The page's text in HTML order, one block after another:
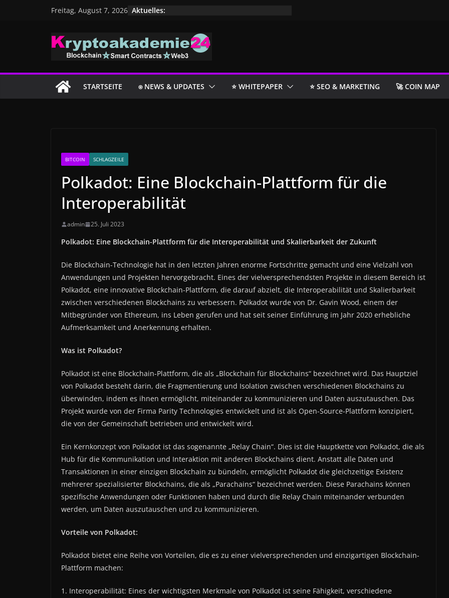
Freitag, August 7, 2026 Aktuelles:
STARTSEITE ⍟ NEWS & UPDATES ⭐️ WHITEPAPER ⭐️ SEO & MARKETING 🚀 COIN MAP
BITCOIN SCHLAGZEILE
Polkadot: Eine Blockchain-Plattform für die
Interoperabilität
admin 25. Juli 2023
Polkadot: Eine Blockchain-Plattform für die Interoperabilität und Skalierbarkeit der Zukunft
Die Blockchain-Technologie hat in den letzten Jahren enorme Fortschritte gemacht und eine Vielzahl von
Anwendungen und Projekten hervorgebracht. Eines der vielversprechendsten Projekte in diesem Bereich ist
Polkadot, eine innovative Blockchain-Plattform, die darauf abzielt, die Interoperabilität und Skalierbarkeit
zwischen verschiedenen Blockchains zu verbessern. Polkadot wurde von Dr. Gavin Wood, einem der
Mitbegründer von Ethereum, ins Leben gerufen und hat seit seiner Einführung im Jahr 2020 erhebliche
Aufmerksamkeit und Anerkennung erhalten.
Was ist Polkadot?
Polkadot ist eine Blockchain-Plattform, die als „Blockchain für Blockchains“ bezeichnet wird. Das Hauptziel
von Polkadot besteht darin, die Fragmentierung und Isolation zwischen verschiedenen Blockchains zu
überwinden, indem es ihnen ermöglicht, miteinander zu kommunizieren und Daten auszutauschen. Das
Projekt wurde von der Firma Parity Technologies entwickelt und ist als Open-Source-Plattform konzipiert,
die von der Gemeinschaft betrieben und entwickelt wird.
Ein Kernkonzept von Polkadot ist das sogenannte „Relay Chain“. Dies ist die Hauptkette von Polkadot, die als
Hub für die Kommunikation und Interaktion mit anderen Blockchains dient. Anstatt alle Daten und
Transaktionen in einer einzigen Blockchain zu bündeln, ermöglicht Polkadot die gleichzeitige Existenz
mehrerer spezialisierter Blockchains, die als „Parachains“ bezeichnet werden. Diese Parachains können
spezifische Anwendungen oder Funktionen haben und durch die Relay Chain miteinander verbunden
werden, um Daten auszutauschen und zu kommunizieren.
Vorteile von Polkadot:
Polkadot bietet eine Reihe von Vorteilen, die es zu einer vielversprechenden und einzigartigen Blockchain-
Plattform machen:
1. Interoperabilität: Eines der wichtigsten Merkmale von Polkadot ist seine Fähigkeit, verschiedene